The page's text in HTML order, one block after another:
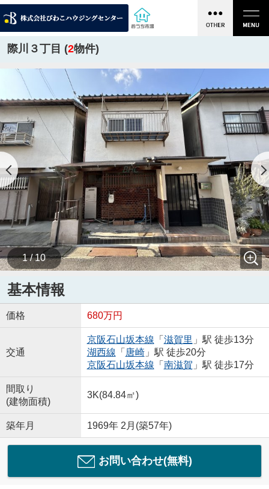
際川３丁目 (2物件)
1 / 10
基本情報
価格 680万円
交通
京阪石山坂本線 「 滋賀里 」駅 徒歩13分
湖西線 「 唐崎」駅 徒歩20分
京阪石山坂本線 「 南滋賀 」駅 徒歩17分
間取り
(建物面積)
3K(84.84㎡)
築年月 1969年 2月(築57年)
お問い合わせ(無料)